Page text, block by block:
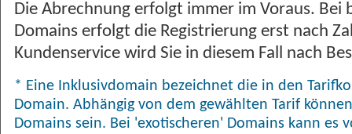
Die Abrechnung erfolgt immer im Voraus. Bei
Domains erfolgt die Registrierung erst nach
Kundenservice wird Sie in diesem Fall nach
* Eine Inklusivdomain bezeichnet die in den
Domain. Abhängig von dem gewählten Tarif
Domains sein. Bei 'exotischeren' Domains kann es